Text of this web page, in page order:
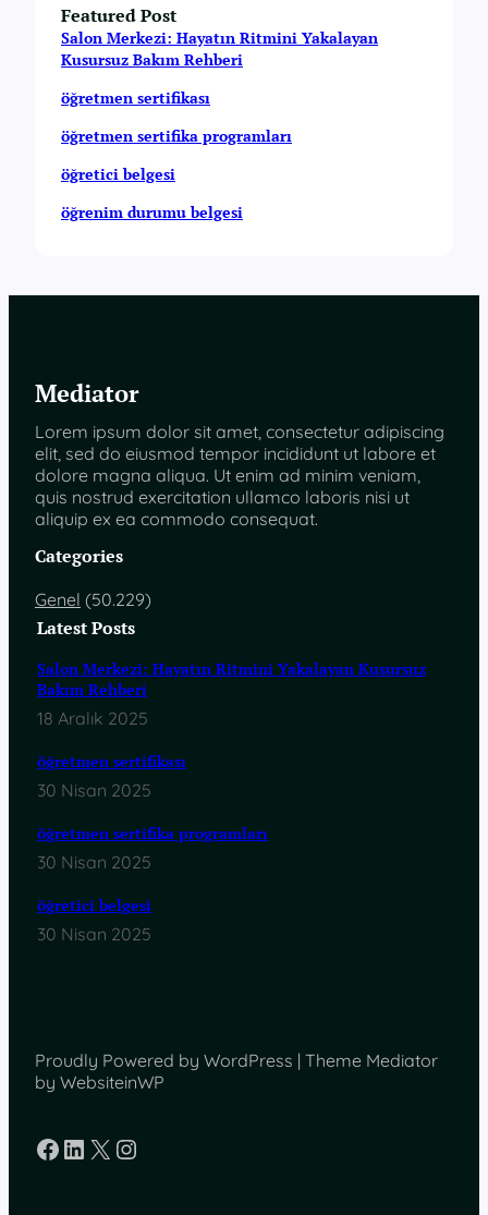
Featured Post
Salon Merkezi: Hayatın Ritmini Yakalayan
Kusursuz Bakım Rehberi
öğretmen sertifikası
öğretmen sertifika programları
öğretici belgesi
öğrenim durumu belgesi
Mediator
Lorem ipsum dolor sit amet, consectetur adipiscing
elit, sed do eiusmod tempor incididunt ut labore et
dolore magna aliqua. Ut enim ad minim veniam,
quis nostrud exercitation ullamco laboris nisi ut
aliquip ex ea commodo consequat.
Categories
Genel (50.229)
Latest Posts
Salon Merkezi: Hayatın Ritmini Yakalayan Kusursuz
Bakım Rehberi
18 Aralık 2025
öğretmen sertifikası
30 Nisan 2025
öğretmen sertifika programları
30 Nisan 2025
öğretici belgesi
30 Nisan 2025
Proudly Powered by WordPress | Theme Mediator
by WebsiteinWP
Facebook
LinkedIn
X Instagram